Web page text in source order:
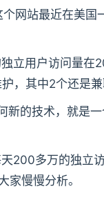
网站最近在美国
立用户访问量在
，其中2个还是兼
的技术，就是一
200多万的独立
家慢慢分析。